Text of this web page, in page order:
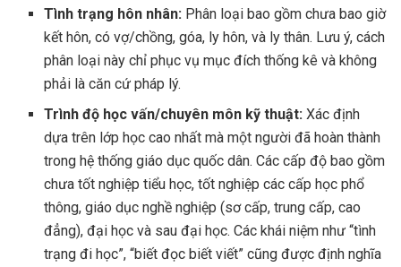
Tình trạng hôn nhân: Phân loại bao gồm chưa bao giờ
kết hôn, có vợ/chồng, góa, ly hôn, và ly thân. Lưu ý, cách
phân loại này chỉ phục vụ mục đích thống kê và không
phải là căn cứ pháp lý.
Trình độ học vấn/chuyên môn kỹ thuật: Xác định
dựa trên lớp học cao nhất mà một người đã hoàn thành
trong hệ thống giáo dục quốc dân. Các cấp độ bao gồm
chưa tốt nghiệp tiểu học, tốt nghiệp các cấp học phổ
thông, giáo dục nghề nghiệp (sơ cấp, trung cấp, cao
đẳng), đại học và sau đại học. Các khái niệm như “tình
trạng đi học”, “biết đọc biết viết” cũng được định nghĩa